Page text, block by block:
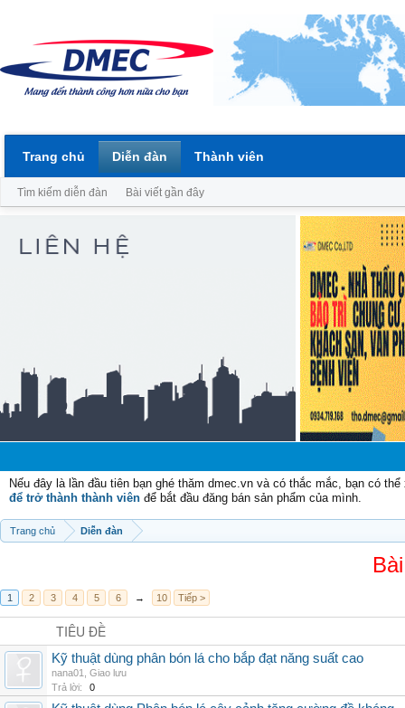
Nếu đây là lần đầu tiên bạn ghé thăm dmec.vn và có thắc mắc, bạn có
để trở thành thành viên để bắt đầu đăng bán sản phẩm của mình.
Trang chủ Diễn đàn
1 2 3 4 5 6 → 10 Tiếp >
TIÊU ĐỀ
Kỹ thuật dùng phân bón lá cho bắp đạt năng suất cao
nana01
Giao lưu
Trả lời:
0
Trang chủ Diễn đàn
Tìm kiếm diễn đàn Bài viết gần đây
Thành viên